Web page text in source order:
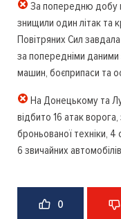
За попередню добу
знищили один літак та
Повітряних Сил
за попередніми
машин, боєприпаси та
На Донецькому та
відбито 16 атак
броньованої техніки, 4
6 звичайних
0